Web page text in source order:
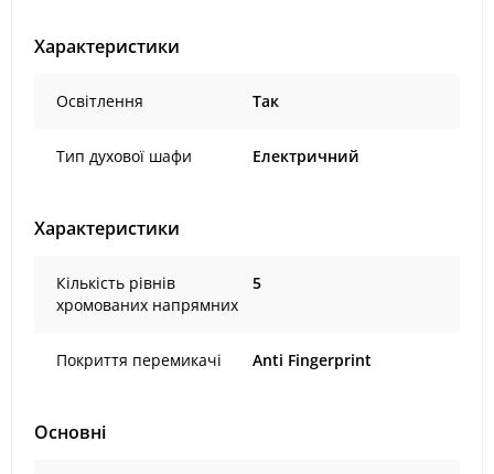
Характеристики
Освітлення Так
Тип духової шафи Електричний
Характеристики
Кількість рівнів
хромованих напрямних
5
Покриття перемикачі Anti Fingerprint
Основні